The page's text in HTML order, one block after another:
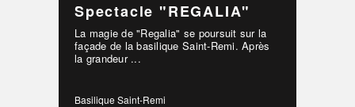
Spectacle "REGALIA"
La magie de "Regalia" se poursuit sur la
façade de la basilique Saint-Remi. Après
la grandeur ...
Basilique Saint-Remi